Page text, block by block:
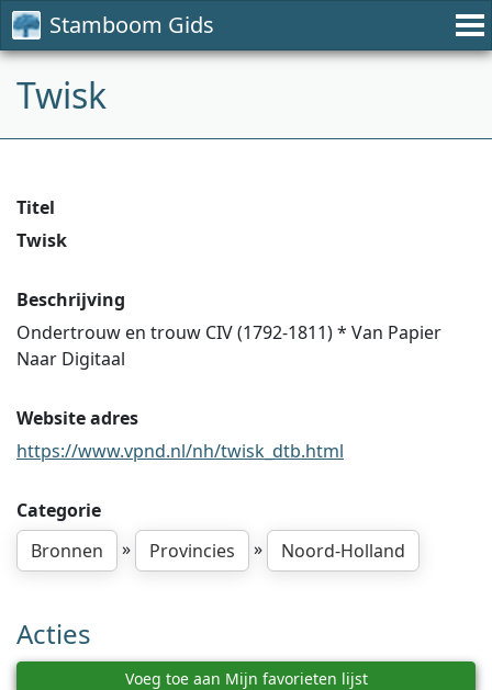
Stamboom Gids
Twisk
Titel
Twisk
Beschrijving
Ondertrouw en trouw CIV (1792-1811) * Van Papier
Naar Digitaal
Website adres
https://www.vpnd.nl/nh/twisk_dtb.html
Categorie
Bronnen
» Provincies » Noord-Holland
Acties
Voeg toe aan Mijn favorieten lijst